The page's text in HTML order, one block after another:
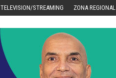
TELEVISION/STREAMING ZONA REGIONAL